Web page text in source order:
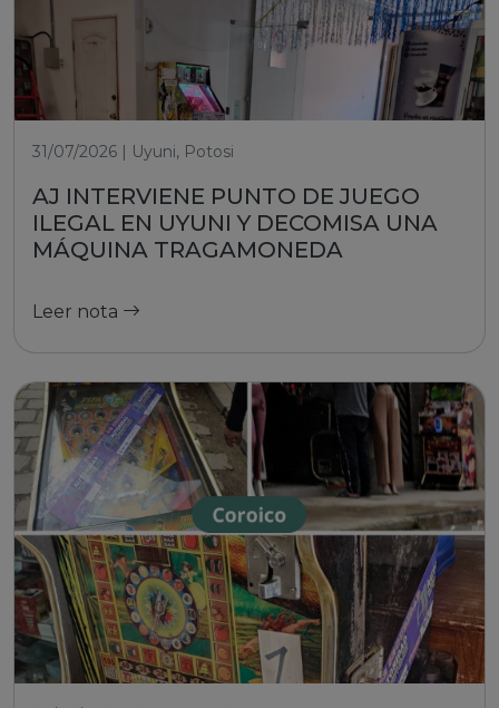
31/07/2026 | Uyuni, Potosi
AJ INTERVIENE PUNTO DE JUEGO
ILEGAL EN UYUNI Y DECOMISA UNA
MÁQUINA TRAGAMONEDA
Leer nota